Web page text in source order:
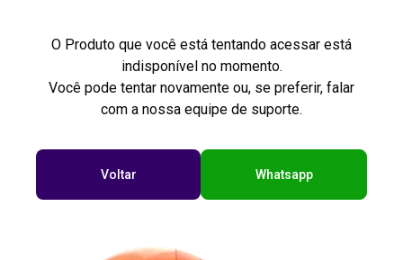
O Produto que você está tentando acessar está
indisponível no momento.
Você pode tentar novamente ou, se preferir, falar
com a nossa equipe de suporte.
Voltar Whatsapp